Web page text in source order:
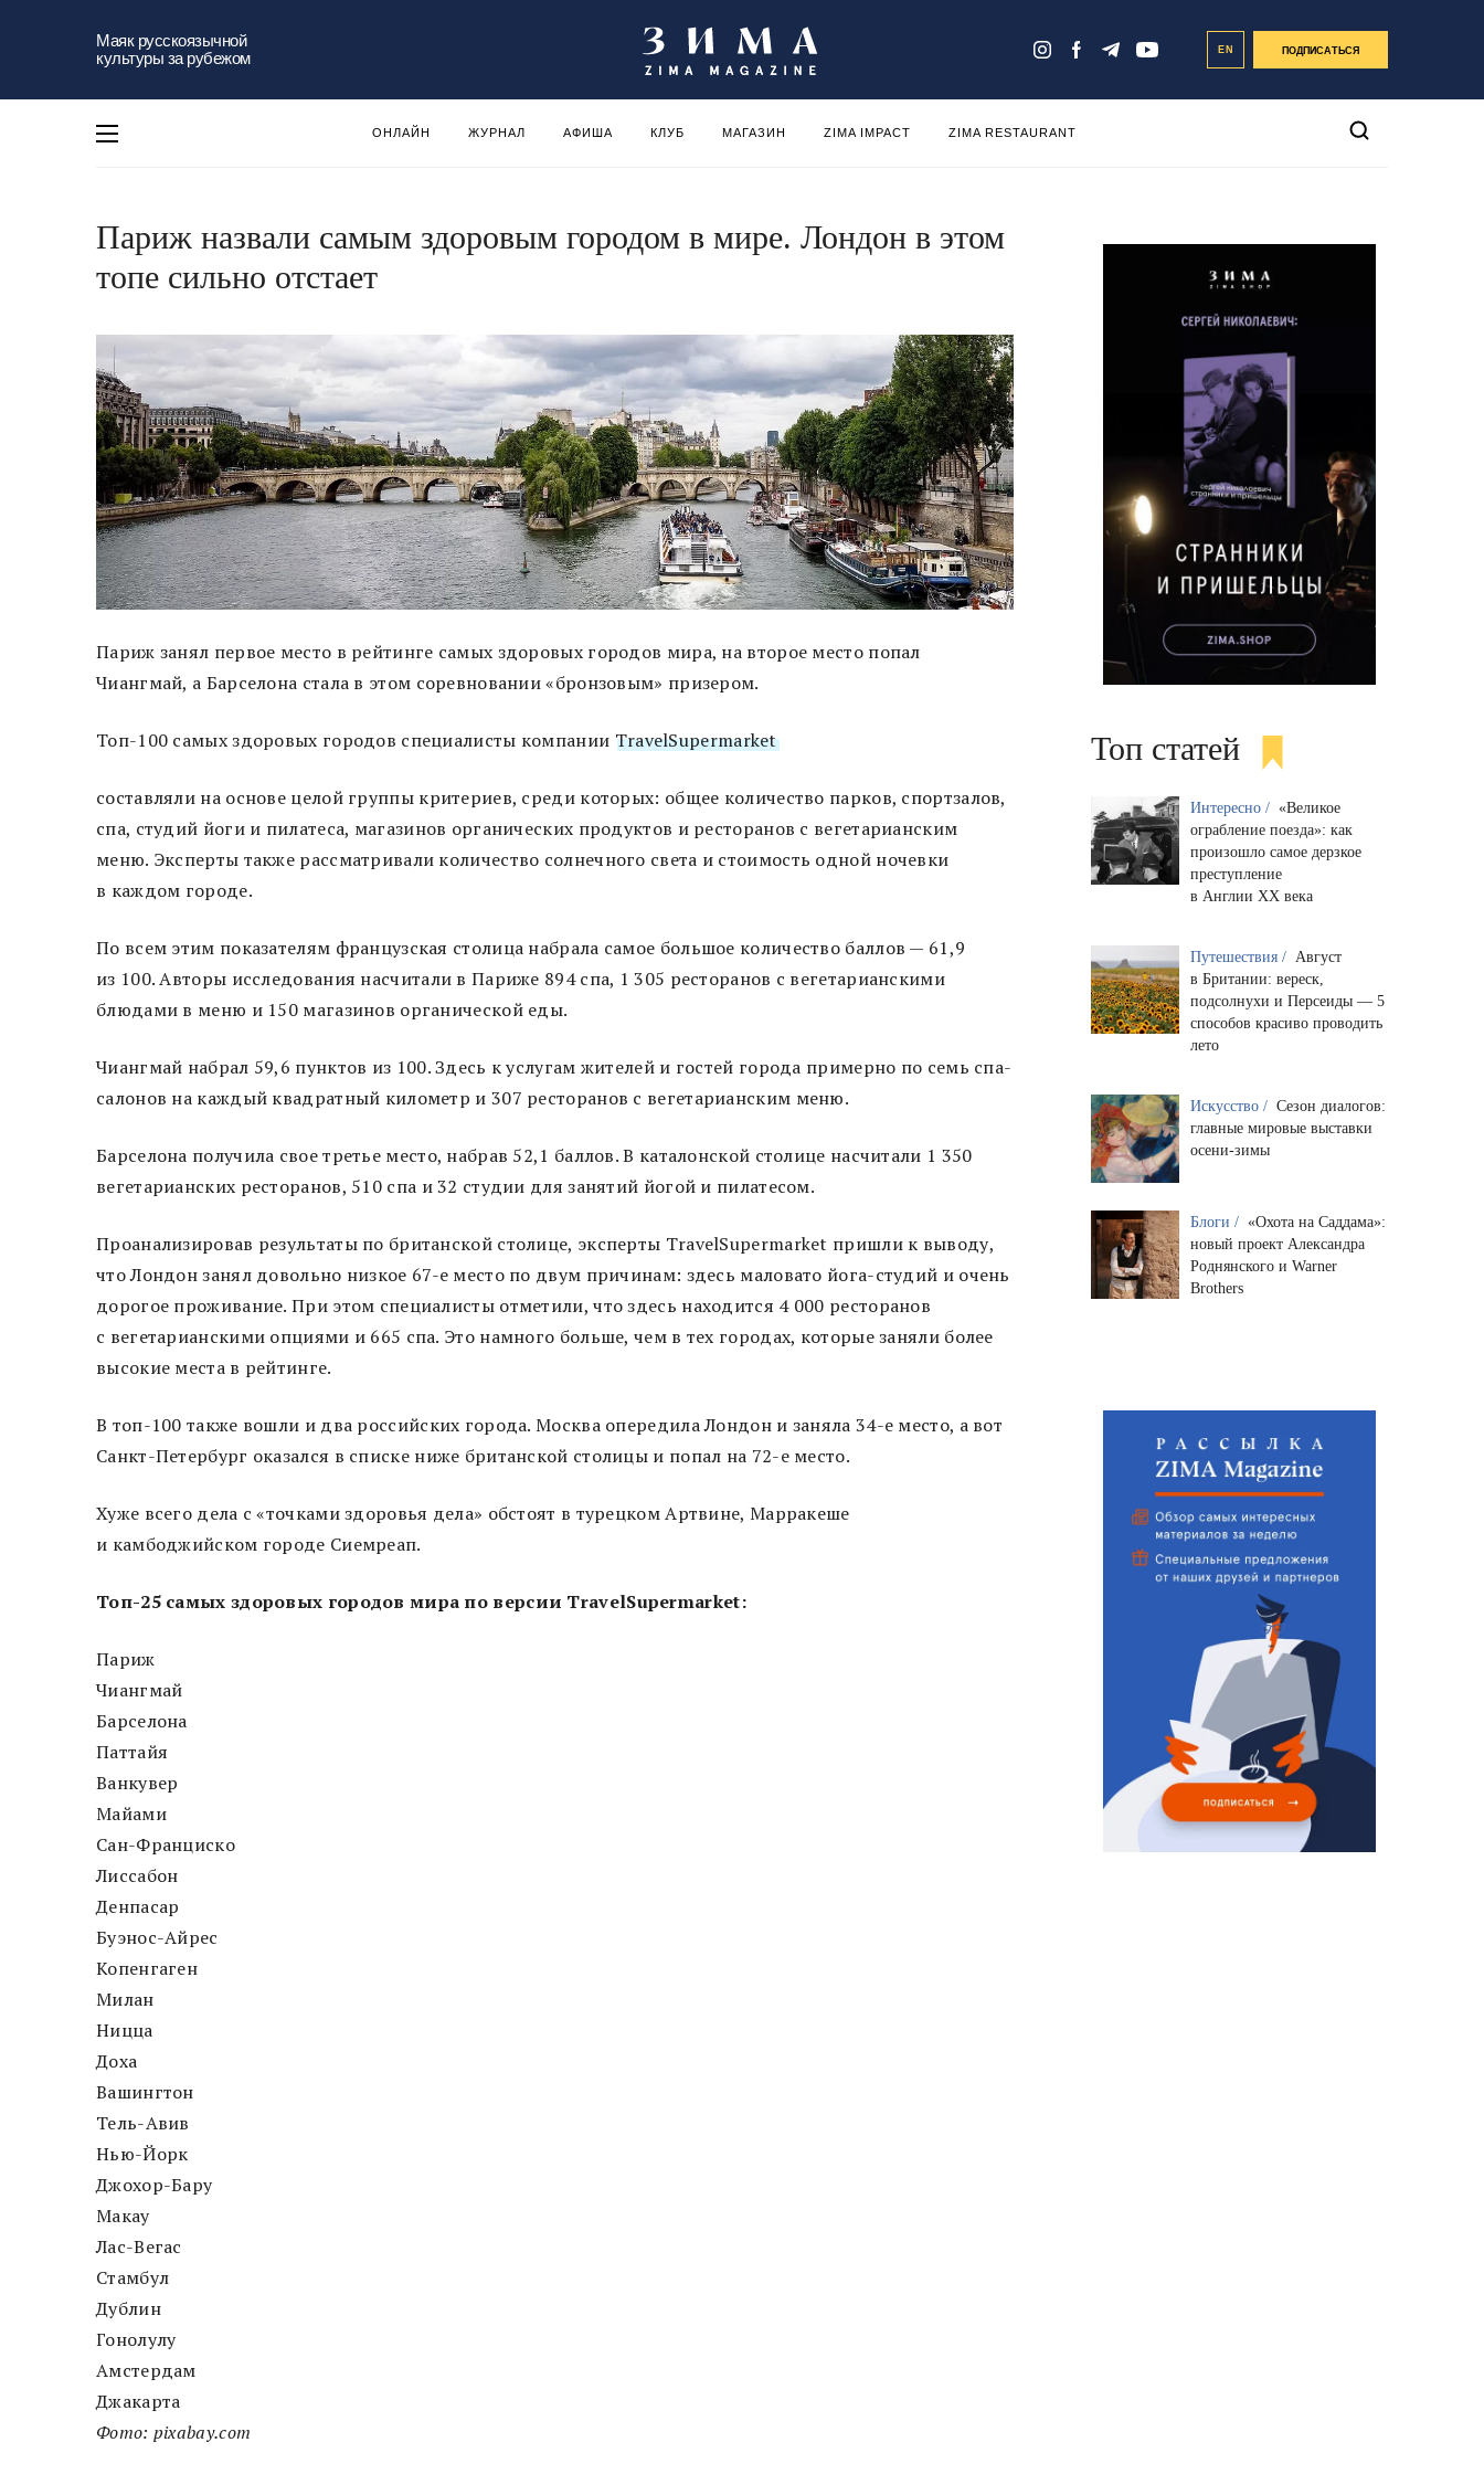
Маяк русскоязычной
культуры за рубежом
EN ПОДПИСАТЬСЯ
ОНЛАЙН ЖУРНАЛ АФИША КЛУБ МАГАЗИН ZIMA IMPACT ZIMA RESTAURANT
Париж назвали самым здоровым городом в мире. Лондон в этом
топе сильно отстает
Париж занял первое место в рейтинге самых здоровых городов мира, на второе место попал
Чиангмай, а Барселона стала в этом соревновании «бронзовым» призером.
Топ-100 самых здоровых городов специалисты компании TravelSupermarket
составляли на основе целой группы критериев, среди которых: общее количество парков, спортзалов,
спа, студий йоги и пилатеса, магазинов органических продуктов и ресторанов с вегетарианским
меню. Эксперты также рассматривали количество солнечного света и стоимость одной ночевки
в каждом городе.
По всем этим показателям французская столица набрала самое большое количество баллов — 61,9
из 100. Авторы исследования насчитали в Париже 894 спа, 1 305 ресторанов с вегетарианскими
блюдами в меню и 150 магазинов органической еды.
Чиангмай набрал 59,6 пунктов из 100. Здесь к услугам жителей и гостей города примерно по семь спа-
салонов на каждый квадратный километр и 307 ресторанов с вегетарианским меню.
Барселона получила свое третье место, набрав 52,1 баллов. В каталонской столице насчитали 1 350
вегетарианских ресторанов, 510 спа и 32 студии для занятий йогой и пилатесом.
Проанализировав результаты по британской столице, эксперты TravelSupermarket пришли к выводу,
что Лондон занял довольно низкое 67-е место по двум причинам: здесь маловато йога-студий и очень
дорогое проживание. При этом специалисты отметили, что здесь находится 4 000 ресторанов
с вегетарианскими опциями и 665 спа. Это намного больше, чем в тех городах, которые заняли более
высокие места в рейтинге.
В топ-100 также вошли и два российских города. Москва опередила Лондон и заняла 34-е место, а вот
Санкт-Петербург оказался в списке ниже британской столицы и попал на 72-е место.
Хуже всего дела с «точками здоровья дела» обстоят в турецком Артвине, Марракеше
и камбоджийском городе Сиемреап.
Топ-25 самых здоровых городов мира по версии TravelSupermarket:
Париж
Чиангмай
Барселона
Паттайя
Ванкувер
Майами
Сан-Франциско
Лиссабон
Денпасар
Буэнос-Айрес
Копенгаген
Милан
Ницца
Доха
Вашингтон
Тель-Авив
Нью-Йорк
Джохор-Бару
Макау
Лас-Вегас
Стамбул
Дублин
Гонолулу
Амстердам
Джакарта
Фото: pixabay.com
Топ статей
Интересно / «Великое
ограбление поезда»: как
произошло самое дерзкое
преступление
в Англии XX века
Путешествия / Август
в Британии: вереск,
подсолнухи и Персеиды — 5
способов красиво проводить
лето
Искусство / Сезон диалогов:
главные мировые выставки
осени-зимы
Блоги / «Охота на Саддама»:
новый проект Александра
Роднянского и Warner
Brothers